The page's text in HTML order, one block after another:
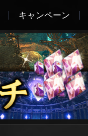
キャンペーン